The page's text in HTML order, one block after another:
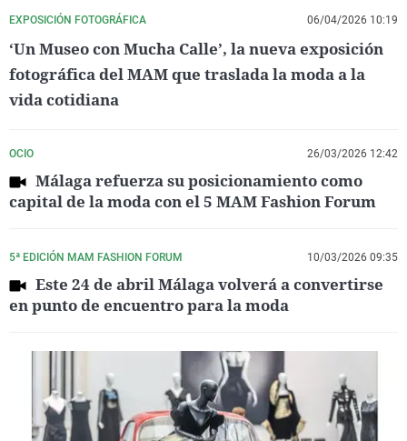
EXPOSICIÓN FOTOGRÁFICA 06/04/2026 10:19
‘Un Museo con Mucha Calle’, la nueva exposición
fotográfica del MAM que traslada la moda a la
vida cotidiana
OCIO 26/03/2026 12:42
Málaga refuerza su posicionamiento como
capital de la moda con el 5 MAM Fashion Forum
5ª EDICIÓN MAM FASHION FORUM 10/03/2026 09:35
Este 24 de abril Málaga volverá a convertirse
en punto de encuentro para la moda